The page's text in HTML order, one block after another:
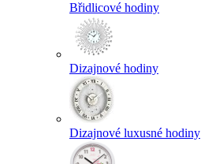
Břidlicové hodiny
Dizajnové hodiny
Dizajnové luxusné hodiny